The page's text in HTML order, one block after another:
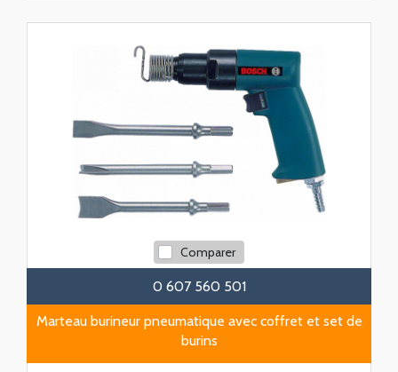
Comparer
0 607 560 501
Marteau burineur pneumatique avec coffret et set de
burins